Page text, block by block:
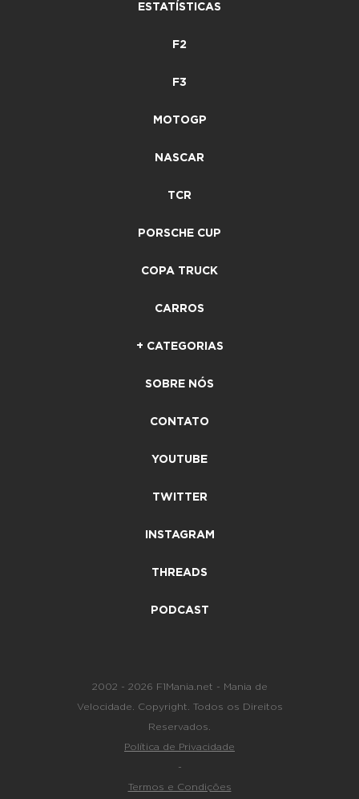
ESTATÍSTICAS
F2
F3
MOTOGP
NASCAR
TCR
PORSCHE CUP
COPA TRUCK
CARROS
+ CATEGORIAS
SOBRE NÓS
CONTATO
YOUTUBE
TWITTER
INSTAGRAM
THREADS
PODCAST
2002 - 2026 F1Mania.net - Mania de
Velocidade. Copyright. Todos os Direitos
Reservados.
Política de Privacidade
-
Termos e Condições